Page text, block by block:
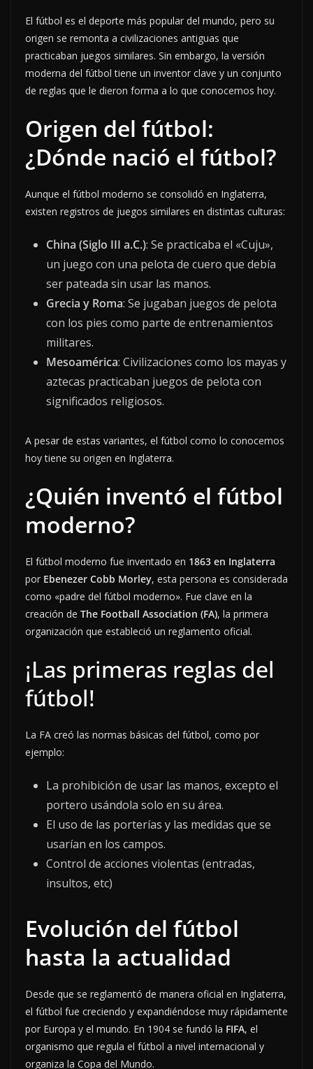
El fútbol es el deporte más popular del mundo, pero su
origen se remonta a civilizaciones antiguas que
practicaban juegos similares. Sin embargo, la versión
moderna del fútbol tiene un inventor clave y un conjunto
de reglas que le dieron forma a lo que conocemos hoy.
Origen del fútbol:
¿Dónde nació el fútbol?
Aunque el fútbol moderno se consolidó en Inglaterra,
existen registros de juegos similares en distintas culturas:
China (Siglo III a.C.): Se practicaba el «Cuju»,
un juego con una pelota de cuero que debía
ser pateada sin usar las manos.
Grecia y Roma: Se jugaban juegos de pelota
con los pies como parte de entrenamientos
militares.
Mesoamérica: Civilizaciones como los mayas y
aztecas practicaban juegos de pelota con
significados religiosos.
A pesar de estas variantes, el fútbol como lo conocemos
hoy tiene su origen en Inglaterra.
¿Quién inventó el fútbol
moderno?
El fútbol moderno fue inventado en 1863 en Inglaterra
por Ebenezer Cobb Morley, esta persona es considerada
como «padre del fútbol moderno». Fue clave en la
creación de The Football Association (FA), la primera
organización que estableció un reglamento oficial.
¡Las primeras reglas del
fútbol!
La FA creó las normas básicas del fútbol, como por
ejemplo:
La prohibición de usar las manos, excepto el
portero usándola solo en su área.
El uso de las porterías y las medidas que se
usarían en los campos.
Control de acciones violentas (entradas,
insultos, etc)
Evolución del fútbol
hasta la actualidad
Desde que se reglamentó de manera oficial en Inglaterra,
el fútbol fue creciendo y expandiéndose muy rápidamente
por Europa y el mundo. En 1904 se fundó la FIFA, el
organismo que regula el fútbol a nivel internacional y
organiza la Copa del Mundo.